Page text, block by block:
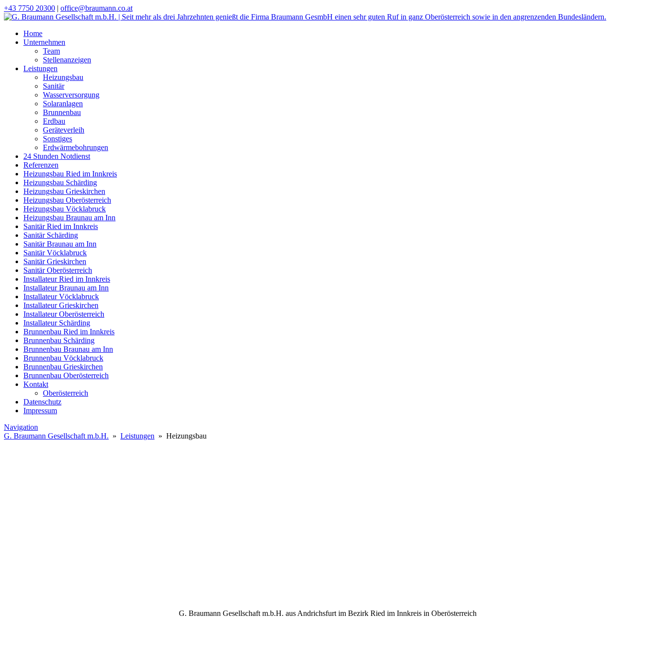
+43 7750 20300 | office@braumann.co.at
Home
Unternehmen
Team
Stellenanzeigen
Leistungen
Heizungsbau
Sanitär
Wasserversorgung
Solaranlagen
Brunnenbau
Erdbau
Geräteverleih
Sonstiges
Erdwärmebohrungen
24 Stunden Notdienst
Referenzen
Heizungsbau Ried im Innkreis
Heizungsbau Schärding
Heizungsbau Grieskirchen
Heizungsbau Oberösterreich
Heizungsbau Vöcklabruck
Heizungsbau Braunau am Inn
Sanitär Ried im Innkreis
Sanitär Schärding
Sanitär Braunau am Inn
Sanitär Vöcklabruck
Sanitär Grieskirchen
Sanitär Oberösterreich
Installateur Ried im Innkreis
Installateur Braunau am Inn
Installateur Vöcklabruck
Installateur Grieskirchen
Installateur Oberösterreich
Installateur Schärding
Brunnenbau Ried im Innkreis
Brunnenbau Schärding
Brunnenbau Braunau am Inn
Brunnenbau Vöcklabruck
Brunnenbau Grieskirchen
Brunnenbau Oberösterreich
Kontakt
Oberösterreich
Datenschutz
Impressum
Navigation
G. Braumann Gesellschaft m.b.H. » Leistungen » Heizungsbau
G. Braumann Gesellschaft m.b.H. aus Andrichsfurt im Bezirk Ried im Innkreis in Oberösterreich